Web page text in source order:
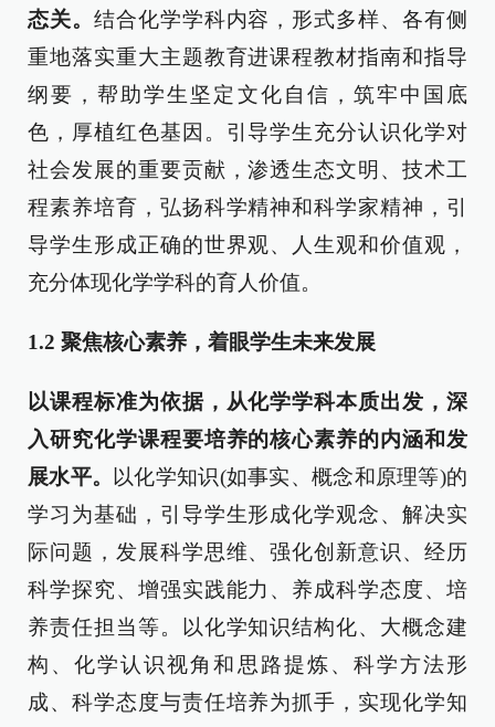
态关。 结合化学学科内容，形式多样、各有侧
重地落实重大主题教育进课程教材指南和指导
纲要，帮助学生坚定文化自信，筑牢中国底
色，厚植红色基因。引导学生充分认识化学对
社会发展的重要贡献，渗透生态文明、技术工
程素养培育，弘扬科学精神和科学家精神，引
导学生形成正确的世界观、人生观和价值观，
充分体现化学学科的育人价值。
1.2 聚焦核心素养，着眼学生未来发展
以课程标准为依据，从化学学科本质出发，深
入研究化学课程要培养的核心素养的内涵和发
展水平。
以化学知识(如事实、概念和原理等)的
学习为基础，引导学生形成化学观念、解决实
际问题，发展科学思维、强化创新意识、经历
科学探究、增强实践能力、养成科学态度、培
养责任担当等。以化学知识结构化、大概念建
构、化学认识视角和思路提炼、科学方法形
成、科学态度与责任培养为抓手，实现化学知